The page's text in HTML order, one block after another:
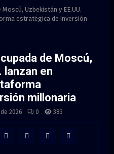
Uzbekistán y EE.UU.
estratégica de inversión
de Moscú,
lanzan en
millonaria
2026 0 383